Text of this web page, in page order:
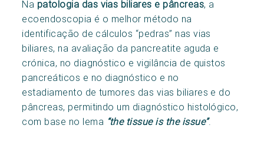
Na patologia das vias biliares e pâncreas, a
ecoendoscopia é o melhor método na
identificação de cálculos “pedras” nas vias
biliares, na avaliação da pancreatite aguda e
crónica, no diagnóstico e vigilância de quistos
pancreáticos e no diagnóstico e no
estadiamento de tumores das vias biliares e do
pâncreas, permitindo um diagnóstico histológico,
com base no lema “the tissue is the issue”.